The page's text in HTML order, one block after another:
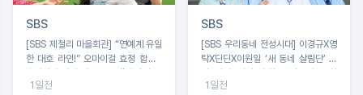
SBS
[SBS 제철리 마을회관] “연예계 유일
한 대호 라인!” 오마이걸 효정 합류 /
송가인의 짠내 나는 초등팬심 잡기 도
전1일전
SBS
[SBS 우리동네 전성시대] 이경규X영
탁X딘딘X이원일 ‘새 동네 살림단’ 출
범. 딘딘 “이거 안 될 것 같은데요” 촬
영 첫날 포기 선언
1일전